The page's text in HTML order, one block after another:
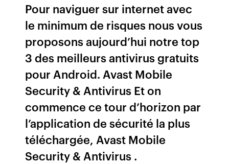
Pour naviguer sur internet avec
le minimum de risques nous vous
proposons aujourd’hui notre top
3 des meilleurs antivirus gratuits
pour Android. Avast Mobile
Security & Antivirus Et on
commence ce tour d’horizon par
l’application de sécurité la plus
téléchargée, Avast Mobile
Security & Antivirus .